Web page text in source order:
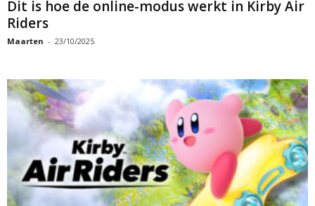
Dit is hoe de online-modus werkt in Kirby Air
Riders
Maarten - 23/10/2025